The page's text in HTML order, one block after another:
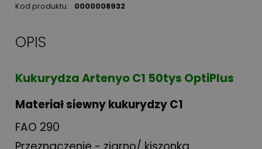
Kod produktu: 0000008932
OPIS
Kukurydza Artenyo C1 50tys OptiPlus
Materiał siewny kukurydzy C1
FAO 290